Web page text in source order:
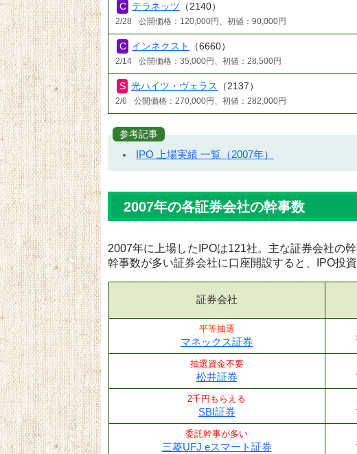
テラネッツ （2140）
2/28 公開価格：120,000円、初値：90,000円
インネクスト （6660）
2/14 公開価格：35,000円、初値：28,500円
光ハイツ・ヴェラス （2137）
2/6 公開価格：270,000円、初値：282,000円
参考記事
IPO 上場実績 一覧（2007年）
2007年の各証券会社の幹事数
2007年に上場したIPOは121社。主な証券会社の幹
幹事数が多い証券会社に口座開設すると、IPO投
証券会社
平等抽選
マネックス証券
抽選資金不要
松井証券
2千円もらえる
SBI証券
委託幹事が多い
三菱UFJ eスマート証券